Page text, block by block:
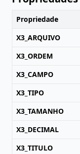
Propriedade
X3_ARQUIVO
X3_ORDEM
X3_CAMPO
X3_TIPO
X3_TAMANHO
X3_DECIMAL
X3_TITULO